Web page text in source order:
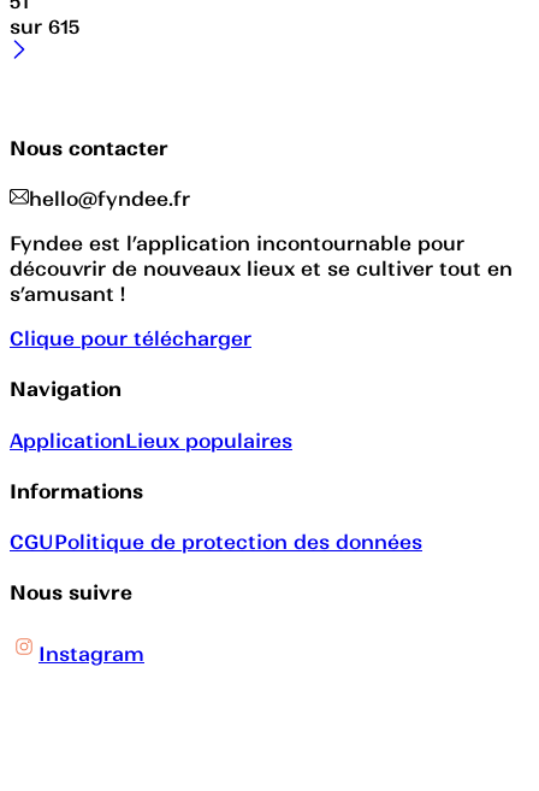
sur 615
Nous contacter
hello@fyndee.fr
Fyndee est l’application incontournable pour
découvrir de nouveaux lieux et se cultiver tout en
s’amusant !
Clique pour télécharger
Navigation
ApplicationLieux populaires
Informations
CGUPolitique de protection des données
Nous suivre
Instagram